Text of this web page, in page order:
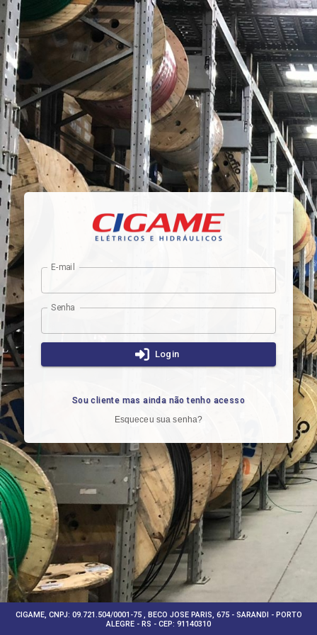
E-mail
Senha
Login
Sou cliente mas ainda não tenho acesso
Esqueceu sua senha?
CIGAME, CNPJ: 09.721.504/0001-75 , BECO JOSE PARIS, 675 - SARANDI - PORTO
ALEGRE - RS - CEP: 91140310